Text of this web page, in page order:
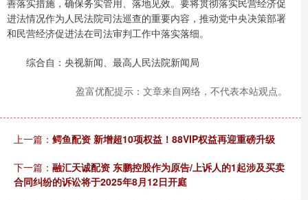
进法情况作为人民法院司法巡查的重要内容，推动党中央决策部署
和民营经济促进法在司法审判工作中落实落细。
综合自：央视新闻、最高人民法院新闻局
盈富优配提示：文章来自网络，不代表本站观点。
上一篇： 鳄鱼配资 新增超10项权益！88VIP权益再迎重磅升级
下一篇： 融汇天诚配资 东鹏控股作为原告/上诉人的1起涉及买卖
合同纠纷的诉讼将于2025年8月12日开庭